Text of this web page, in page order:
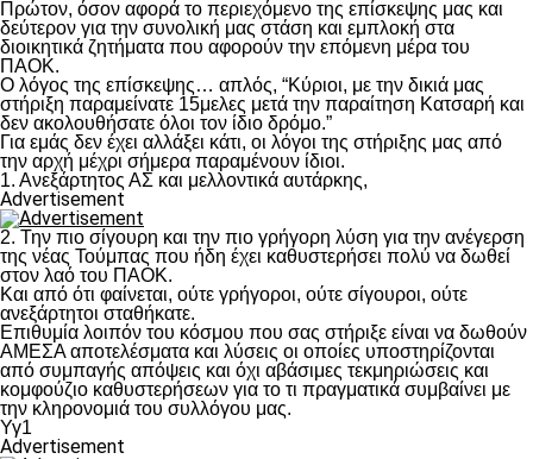
Πρώτον, όσον αφορά το περιεχόμενο της επίσκεψης μας και
δεύτερον για την συνολική μας στάση και εμπλοκή στα
διοικητικά ζητήματα που αφορούν την επόμενη μέρα του
ΠΑΟΚ.
Ο λόγος της επίσκεψης… απλός, “Κύριοι, με την δικιά μας
στήριξη παραμείνατε 15μελες μετά την παραίτηση Κατσαρή και
δεν ακολουθήσατε όλοι τον ίδιο δρόμο.”
Για εμάς δεν έχει αλλάξει κάτι, οι λόγοι της στήριξης μας από
την αρχή μέχρι σήμερα παραμένουν ίδιοι.
1. Ανεξάρτητος ΑΣ και μελλοντικά αυτάρκης,
Advertisement
2. Την πιο σίγουρη και την πιο γρήγορη λύση για την ανέγερση
της νέας Τούμπας που ήδη έχει καθυστερήσει πολύ να δωθεί
στον λαό του ΠΑΟΚ.
Και από ότι φαίνεται, ούτε γρήγοροι, ούτε σίγουροι, ούτε
ανεξάρτητοι σταθήκατε.
Επιθυμία λοιπόν του κόσμου που σας στήριξε είναι να δωθούν
ΑΜΕΣΑ αποτελέσματα και λύσεις οι οποίες υποστηρίζονται
από συμπαγής απόψεις και όχι αβάσιμες τεκμηριώσεις και
κομφούζιο καθυστερήσεων για το τι πραγματικά συμβαίνει με
την κληρονομιά του συλλόγου μας.
Υγ1
Advertisement